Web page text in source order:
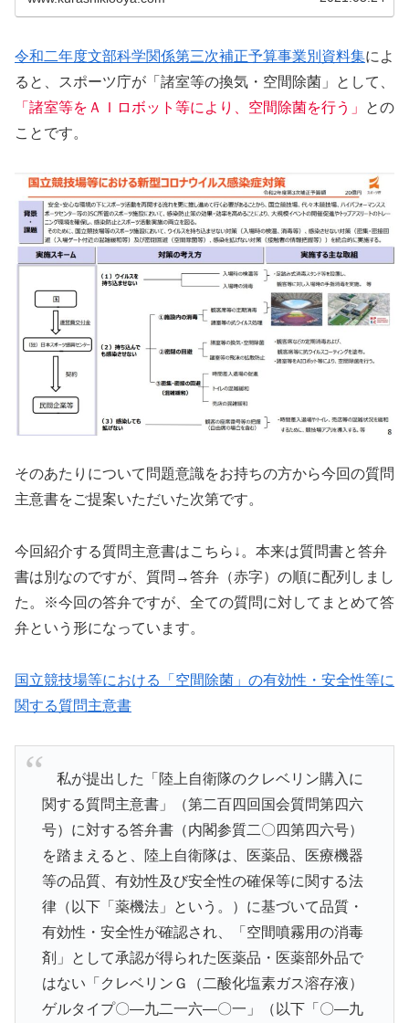
令和二年度文部科学関係第三次補正予算事業別資料集によ
ると、スポーツ庁が「諸室等の換気・空間除菌」として、
「諸室等をＡＩロボット等により、空間除菌を行う」
との
ことです。
そのあたりについて問題意識をお持ちの方から今回の質問
主意書をご提案いただいた次第です。
今回紹介する質問主意書はこちら↓。本来は質問書と答弁
書は別なのですが、質問→答弁（赤字）の順に配列しまし
た。※今回の答弁ですが、全ての質問に対してまとめて答
弁という形になっています。
国立競技場等における「空間除菌」の有効性・安全性等に
関する質問主意書
私が提出した「陸上自衛隊のクレベリン購入に
関する質問主意書」（第二百四回国会質問第四六
号）に対する答弁書（内閣参質二〇四第四六号）
を踏まえると、陸上自衛隊は、医薬品、医療機器
等の品質、有効性及び安全性の確保等に関する法
律（以下「薬機法」という。）に基づいて品質・
有効性・安全性が確認され、「空間噴霧用の消毒
剤」として承認が得られた医薬品・医薬部外品で
はない「クレベリンＧ（二酸化塩素ガス溶存液）
ゲルタイプ〇―九二一六―〇一」（以下「〇―九